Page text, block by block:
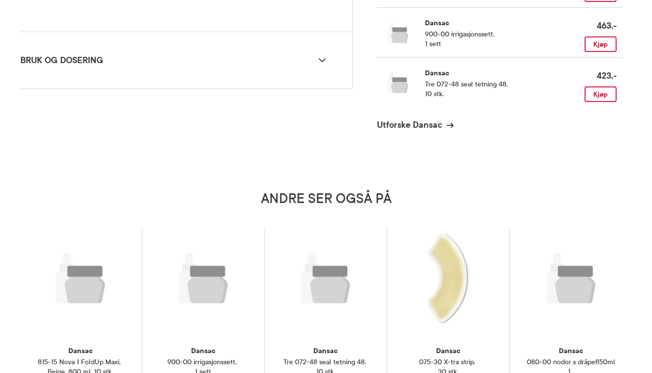
BRUK OG DOSERING
Dansac
900-00 irrigasjonssett,
1 sett
463,-
Kjøp
Dansac
Tre 072-48 seal tetning 48,
10 stk.
423,-
Kjøp
Utforske Dansac
ANDRE SER OGSÅ PÅ
Dansac
815-15 Nova 1 FoldUp Maxi,
Dansac
900-00 irrigasjonssett,
Dansac
Tre 072-48 seal tetning 48,
Dansac
075-30 X-tra strip,
Dansac
080-00 nodor s dråpefl50ml